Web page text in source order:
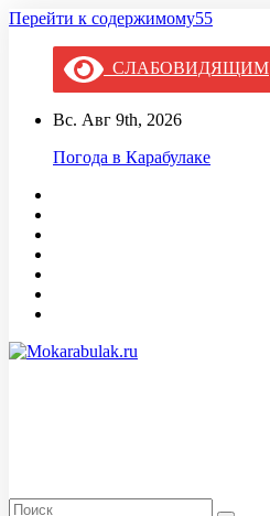
Перейти к содержимому55
СЛАБОВИДЯЩИМ
Вс. Авг 9th, 2026
Погода в Карабулаке